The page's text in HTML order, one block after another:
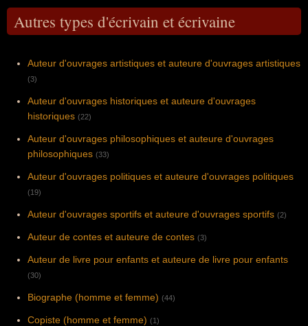
Autres types d'écrivain et écrivaine
Auteur d'ouvrages artistiques et auteure d'ouvrages artistiques
(3)
Auteur d'ouvrages historiques et auteure d'ouvrages
historiques (22)
Auteur d'ouvrages philosophiques et auteure d'ouvrages
philosophiques (33)
Auteur d'ouvrages politiques et auteure d'ouvrages politiques
(19)
Auteur d'ouvrages sportifs et auteure d'ouvrages sportifs (2)
Auteur de contes et auteure de contes (3)
Auteur de livre pour enfants et auteure de livre pour enfants
(30)
Biographe (homme et femme) (44)
Copiste (homme et femme) (1)